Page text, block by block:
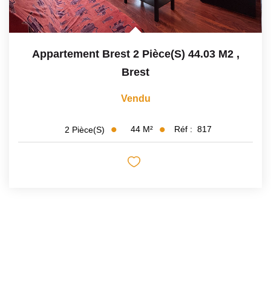
Appartement Brest 2 Pièce(s) 44.03 M2 ,
Brest
Vendu
2 Pièce(s) 44 M² Réf : 817